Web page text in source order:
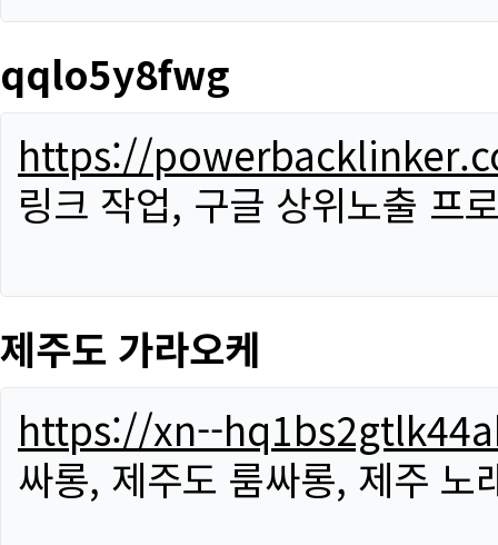
qqlo5y8fwg
https://
링크 작업, 구글 상위노출 프
제주도 가라오케
https://xn--
싸롱, 제주도 룸싸롱, 제주 노